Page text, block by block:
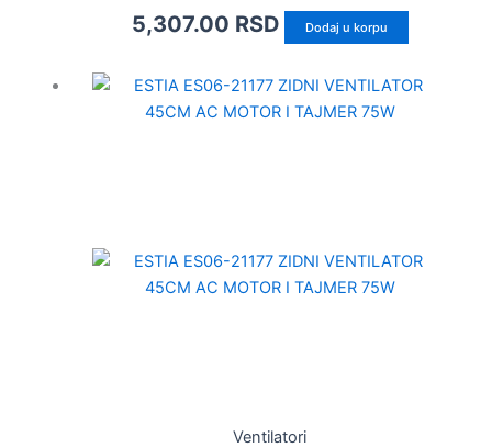
5,307.00 RSD Dodaj u korpu
Ventilatori